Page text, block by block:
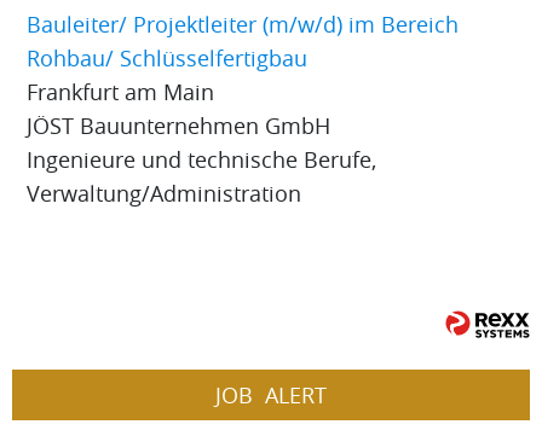
Bauleiter/ Projektleiter (m/w/d) im Bereich
Rohbau/ Schlüsselfertigbau
Frankfurt am Main
JÖST Bauunternehmen GmbH
Ingenieure und technische Berufe,
Verwaltung/Administration
JOB ALERT